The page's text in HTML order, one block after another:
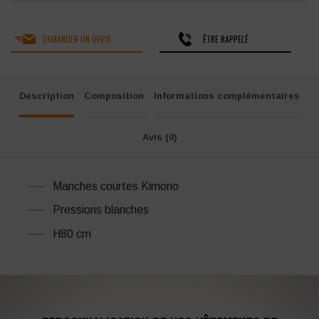
DEMANDER UN DEVIS ÊTRE RAPPELÉ
Description Composition Informations complémentaires
Avis (0)
Manches courtes Kimono
Pressions blanches
H80 cm